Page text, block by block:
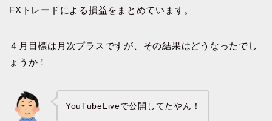
FXトレードによる損益をまとめています。
４月目標は月次プラスですが、その結果はどうなったでし
ょうか！
YouTubeLiveで公開してたやん！